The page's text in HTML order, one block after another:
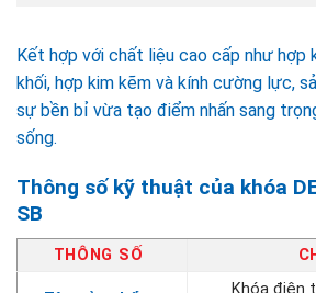
Kết hợp với chất liệu cao cấp như hợp
khối, hợp kim kẽm và kính cường lực,
sự bền bỉ vừa tạo điểm nhấn sang
sống.
Thông số kỹ thuật của khóa
SB
THÔNG SỐ
Khóa điện